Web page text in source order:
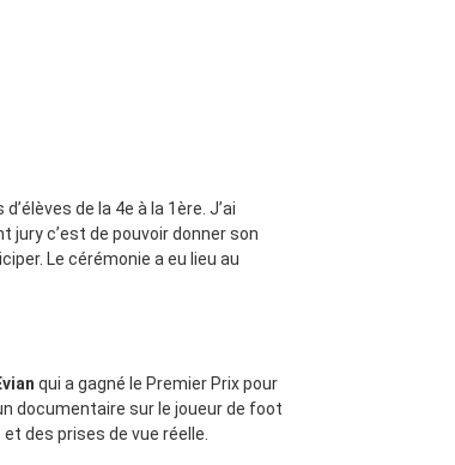
de la 4e à la 1ère. J’ai
jury c’est de pouvoir donner son
Le cérémonie a eu lieu au
qui a gagné le Premier Prix pour
documentaire sur le joueur de foot
des prises de vue réelle.